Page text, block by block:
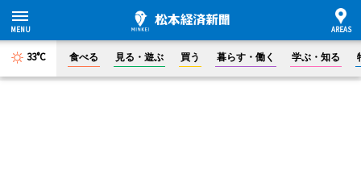
33°C 食べる 見る・遊ぶ 買う 暮らす・働く 学ぶ・知る